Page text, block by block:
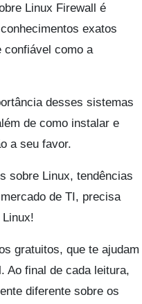
Linux Firewall é
exatos
confiável como a
desses sistemas
de como instalar e
a seu favor.
sobre Linux, tendências
de TI, precisa
gratuitos, que te ajudam
Ao final de cada leitura,
diferente sobre os